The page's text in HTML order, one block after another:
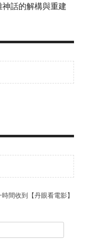
神話的解構與重建
間收到【丹眼看電影】